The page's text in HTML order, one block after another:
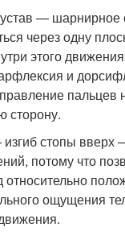
— шарнирное
через одну
этого
и
пальцев
сторону.
стопы вверх
потому что
относительно
ощущения